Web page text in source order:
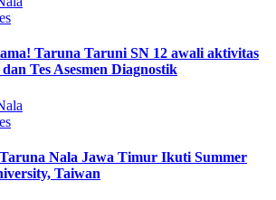
Taruna Taruni SN 12 awali aktivitas
Tes Asesmen Diagnostik
Nala Jawa Timur Ikuti Summer
Taiwan